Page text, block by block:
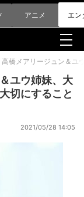
アニメ エン
高橋メアリージュン＆ユ
ユウ姉妹、大
切にすること
2021/05/28 14:05